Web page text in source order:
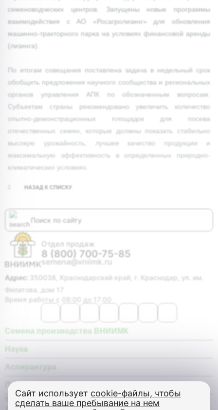
семеноводческих центров. Запущены новые программы
взаимодействия с АО «Росагролизинг» для обновления
машинно-тракторного парка на условиях финансовой аренды
(лизинга).
По итогам совещания поставлена задача в недельный срок
обобщить предложения научного сообщества и региональных
органов управления АПК по обозначенным вопросам.
Субъектам страны рекомендовано увеличить количество
опытно-демонстрационных площадок для посева
отечественных семян, которые должны показать стабильно
высокую урожайность, лучшее качество продукции и
максимальную эффективность в определенных природно-
климатических условиях.
НАЗАД К СПИСКУ
Отдел продаж
8 (800) 700-75-85
semena@vniimk.ru
Адрес:
350038, Краснодарский край, г. Краснодар, ул. им.
Филатова, дом 17
Время работы с 08:00 до 17:00
© Федеральное государственное бюджетное научное
учреждение «Федеральный научный центр «Всероссийский
Семена производства ВНИИМК
Наука
Аспирантура
Покупателю
Сайт использует cookie-файлы, чтобы
сделать ваше пребывание на нем